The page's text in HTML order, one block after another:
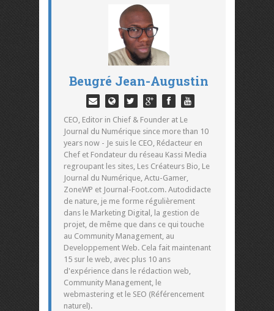
Beugré Jean-Augustin
CEO, Editor in Chief & Founder at Le
Journal du Numérique since more than 10
years now - Je suis le CEO, Rédacteur en
Chef et Fondateur du réseau Kassi Media
regroupant les sites, Les Créateurs Bio, Le
Journal du Numérique, Actu-Gamer,
ZoneWP et Journal-Foot.com. Autodidacte
de nature, je me forme régulièrement
dans le Marketing Digital, la gestion de
projet, de même que dans ce qui touche
au Community Management, au
Developpement Web. Cela fait maintenant
15 sur le web, avec plus 10 ans
d'expérience dans le rédaction web,
Community Management, le
webmastering et le SEO (Référencement
naturel).